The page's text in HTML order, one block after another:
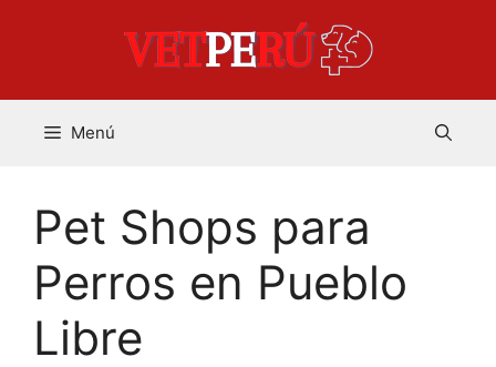
Menú
Pet Shops para
Perros en Pueblo
Libre